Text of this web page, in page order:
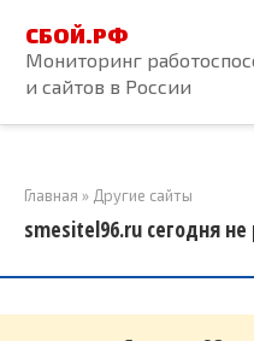
контенту
СБОЙ.РФ
Мониторинг
и сайтов в России
Главная » Другие сайты
smesitel96.ru сегодня не